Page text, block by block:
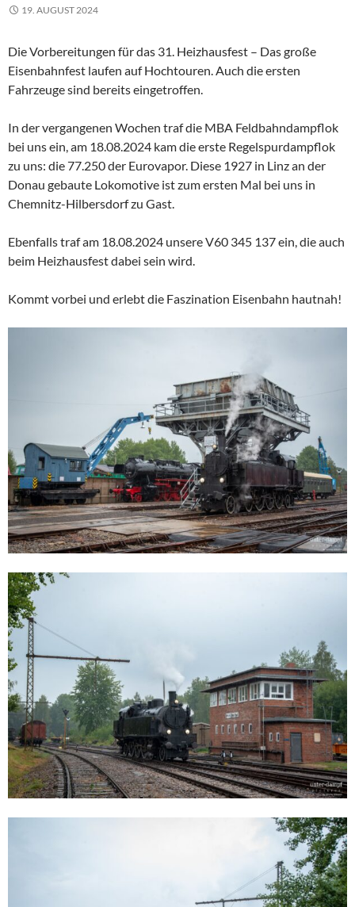
19. AUGUST 2024
Die Vorbereitungen für das 31. Heizhausfest – Das große
Eisenbahnfest laufen auf Hochtouren. Auch die ersten
Fahrzeuge sind bereits eingetroffen.
In der vergangenen Wochen traf die MBA Feldbahndampflok
bei uns ein, am 18.08.2024 kam die erste Regelspurdampflok
zu uns: die 77.250 der Eurovapor. Diese 1927 in Linz an der
Donau gebaute Lokomotive ist zum ersten Mal bei uns in
Chemnitz-Hilbersdorf zu Gast.
Ebenfalls traf am 18.08.2024 unsere V60 345 137 ein, die auch
beim Heizhausfest dabei sein wird.
Kommt vorbei und erlebt die Faszination Eisenbahn hautnah!